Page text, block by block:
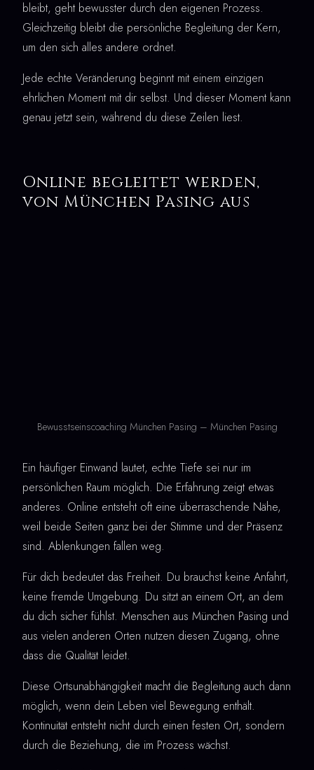
bleibt, geht bewusster durch den eigenen Prozess.
Gleichzeitig bleibt die persönliche Begleitung der Kern,
um den sich alles andere ordnet.
Jede echte Veränderung beginnt mit einem einzigen
ehrlichen Moment mit dir selbst. Und dieser Moment kann
genau jetzt sein, während du diese Zeilen liest.
Online begleitet werden,
von München Pasing aus
Bewusstseinscoaching München Pasing – München Pasing
Ein häufiger Einwand lautet, echte Tiefe sei nur im
persönlichen Raum möglich. Die Erfahrung zeigt etwas
anderes. Online entsteht oft eine überraschende Nähe,
weil beide Seiten ganz bei der Stimme und der Präsenz
sind. Ablenkungen fallen weg.
Für dich bedeutet das Freiheit. Du brauchst keine Anfahrt,
keine fremde Umgebung. Du sitzt an einem Ort, an dem
du dich sicher fühlst. Menschen aus München Pasing und
aus vielen anderen Orten nutzen diesen Zugang, ohne
dass die Qualität leidet.
Diese Ortsunabhängigkeit macht die Begleitung auch dann
möglich, wenn dein Leben viel Bewegung enthält.
Kontinuität entsteht nicht durch einen festen Ort, sondern
durch die Beziehung, die im Prozess wächst.